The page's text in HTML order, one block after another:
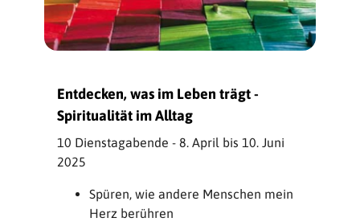
Entdecken, was im Leben trägt -
Spiritualität im Alltag
10 Dienstagabende - 8. April bis 10. Juni
2025
Spüren, wie andere Menschen mein
Herz berühren